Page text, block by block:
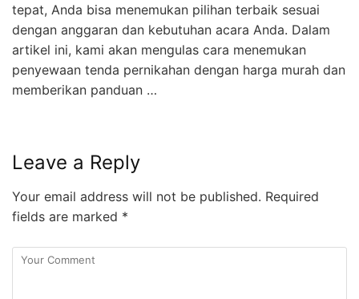
tepat, Anda bisa menemukan pilihan terbaik sesuai
dengan anggaran dan kebutuhan acara Anda. Dalam
artikel ini, kami akan mengulas cara menemukan
penyewaan tenda pernikahan dengan harga murah dan
memberikan panduan …
Leave a Reply
Your email address will not be published. Required
fields are marked *